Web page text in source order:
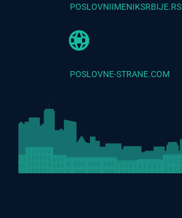
POSLOVNIIMENIKSRBIJE.RS
POSLOVNE-STRANE.COM